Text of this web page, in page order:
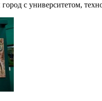
с университетом,